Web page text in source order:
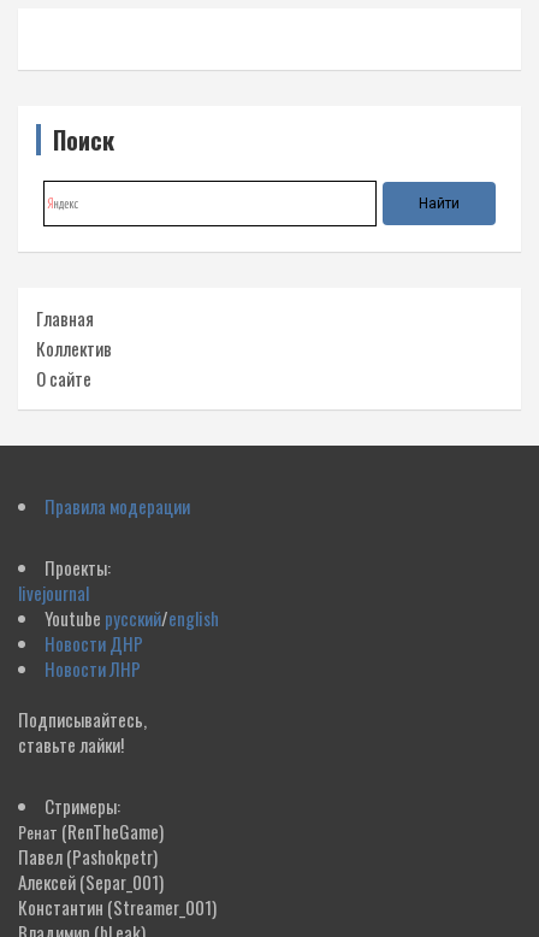
Поиск
Главная
Коллектив
О сайте
Правила модерации
Проекты:
livejournal
Youtube русский/english
Новости ДНР
Новости ЛНР
Подписывайтесь,
ставьте лайки!
Стримеры:
Ренат (RenTheGame)
Павел(Pashokpetr)
Алексей(Separ_001)
Константин (Streamer_001)